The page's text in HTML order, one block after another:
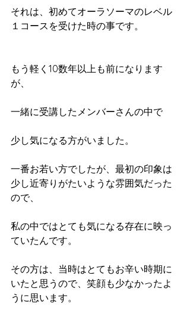
それは、初めてオーラソーマのレベル
１コースを受けた時の事です。
もう軽く10数年以上も前になります
が、
一緒に受講したメンバーさんの中で
少し気になる方がいました。
一番お若い方でしたが、最初の印象は
少し近寄りがたいような雰囲気だった
ので、
私の中ではとても気になる存在に映っ
ていたんです。
その方は、当時はとてもお辛い時期に
いたと思うので、笑顔も少なかったよ
うに思います。